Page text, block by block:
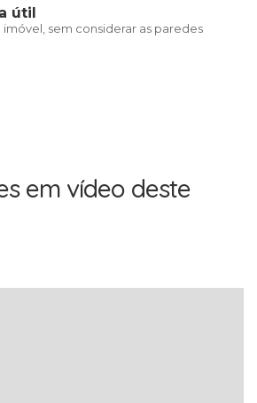
útil
sem considerar as paredes
em vídeo deste